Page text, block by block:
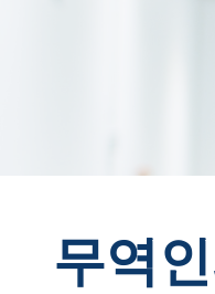
무역